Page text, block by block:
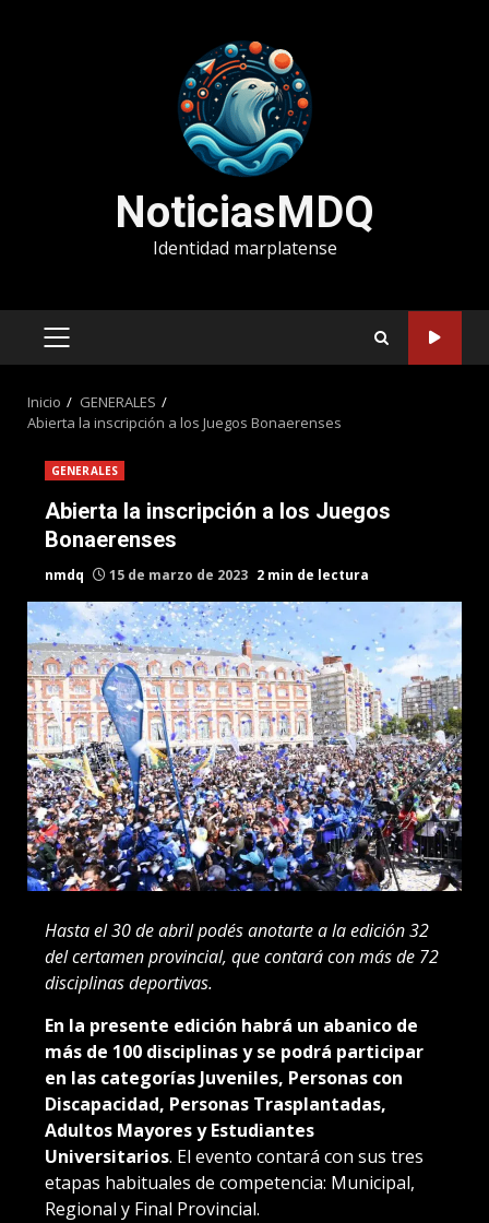
NoticiasMDQ
Identidad marplatense
MENÚ
Inicio
GENERALES
Abierta la inscripción a los Juegos Bonaerenses
GENERALES
Abierta la inscripción a los Juegos
Bonaerenses
nmdq 15 de marzo de 2023 2 min de lectura
Hasta el 30 de abril podés anotarte a la edición 32
del certamen provincial, que contará con más de 72
disciplinas deportivas.
En la presente edición habrá un abanico de
más de 100 disciplinas y se podrá participar
en las categorías Juveniles, Personas con
Discapacidad, Personas Trasplantadas,
Adultos Mayores y Estudiantes
Universitarios. El evento contará con sus tres
etapas habituales de competencia: Municipal,
Regional y Final Provincial.